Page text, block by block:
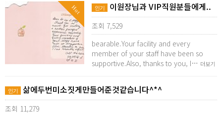
Hot 인기 이원장님과 VIP직원분들에게..
조회 7,529
bearable.Your facility and every
member of your staff have been so
supportive.Also, thanks to you, I… 더보기
인기 삶에두번미소짓게만들어준것같습니다^*^
조회 11,279